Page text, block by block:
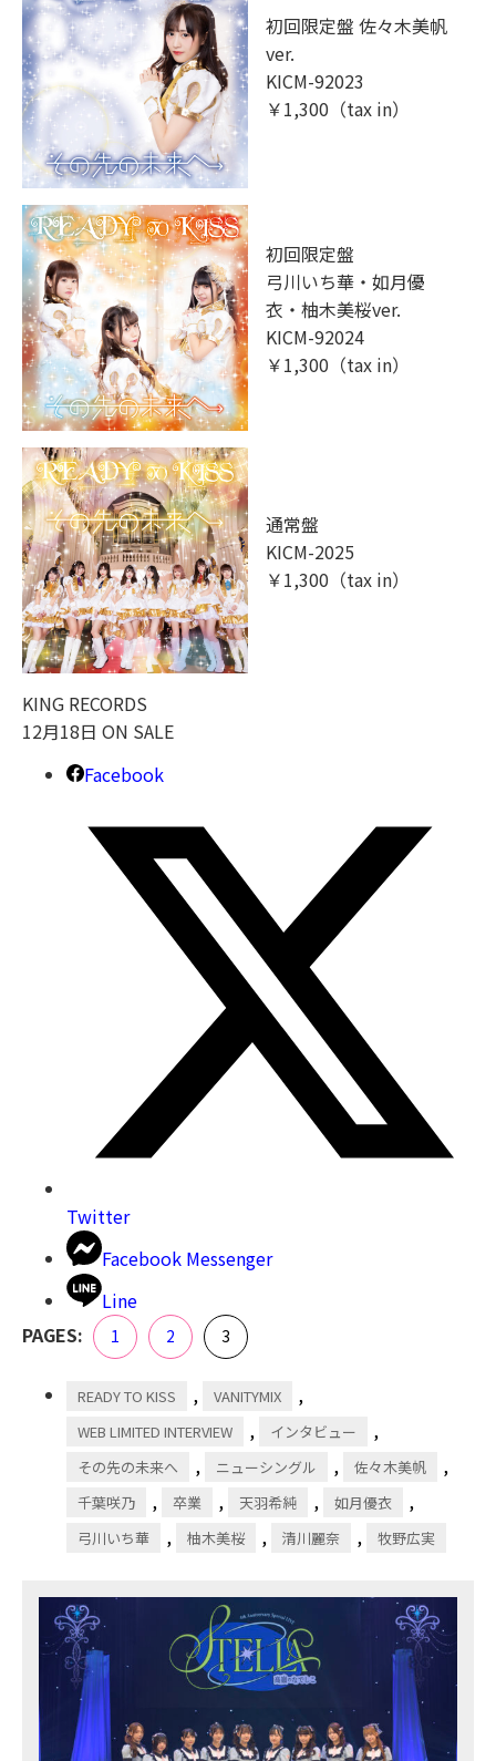
初回限定盤 佐々木美帆
ver.
KICM-92023
￥1,300（tax in）
初回限定盤
弓川いち華・如月優
衣・柚木美桜ver.
KICM-92024
￥1,300（tax in）
通常盤
KICM-2025
￥1,300（tax in）
KING RECORDS
12月18日 ON SALE
Facebook
Twitter
Facebook Messenger
Line
PAGES:
Page
1 Page
2 Page
3
READY TO KISS , VANITYMIX ,
WEB LIMITED INTERVIEW , インタビュー ,
その先の未来へ , ニューシングル , 佐々木美帆 ,
千葉咲乃 , 卒業 , 天羽希純 , 如月優衣 ,
弓川いち華 , 柚木美桜 , 清川麗奈 , 牧野広実